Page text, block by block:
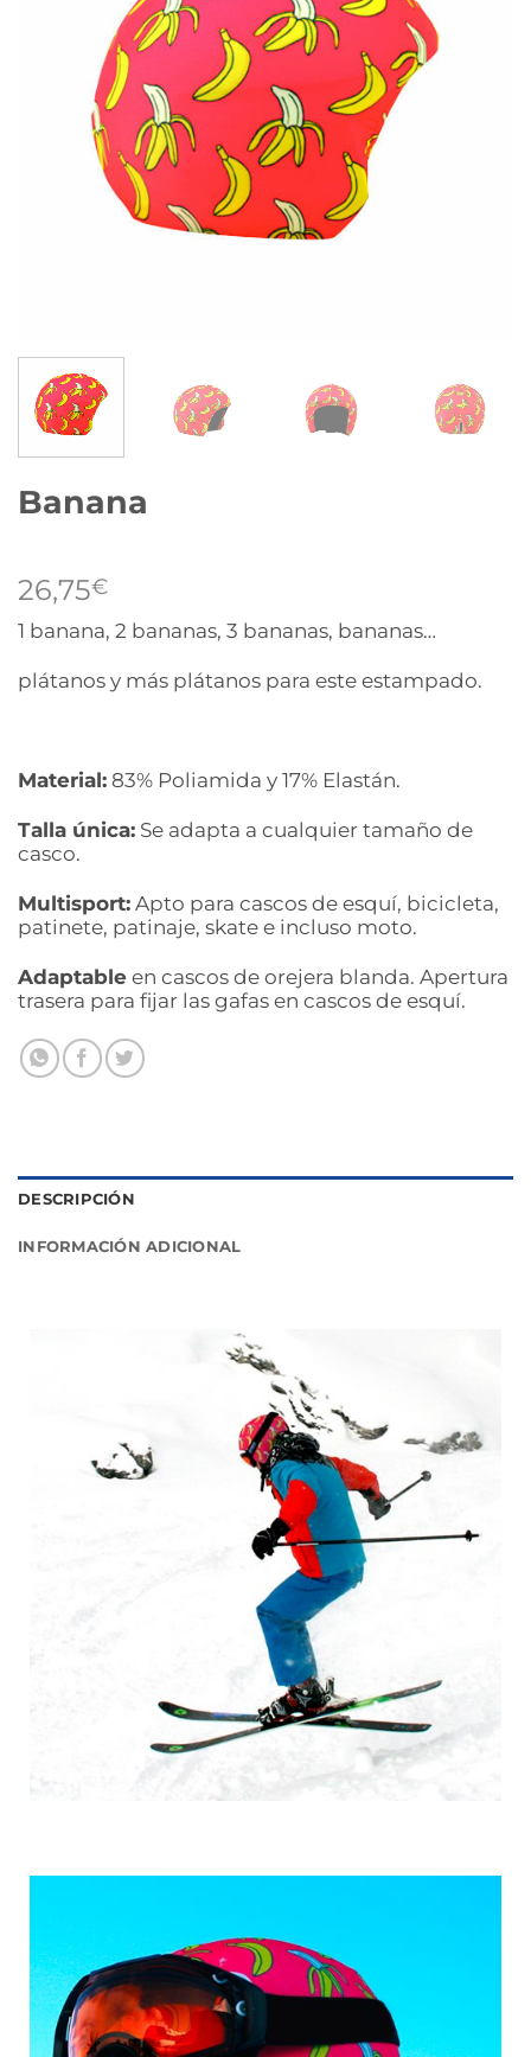
Banana
26,75€
1 banana, 2 bananas, 3 bananas, bananas…
plátanos y más plátanos para este estampado.
Material: 83% Poliamida y 17% Elastán.
Talla única: Se adapta a cualquier tamaño de
casco.
Multisport: Apto para cascos de esquí, bicicleta,
patinete, patinaje, skate e incluso moto.
Adaptable en cascos de orejera blanda. Apertura
trasera para fijar las gafas en cascos de esquí.
DESCRIPCIÓN
INFORMACIÓN ADICIONAL